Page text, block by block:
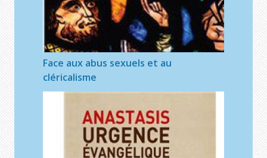
Face aux abus sexuels et au
cléricalisme